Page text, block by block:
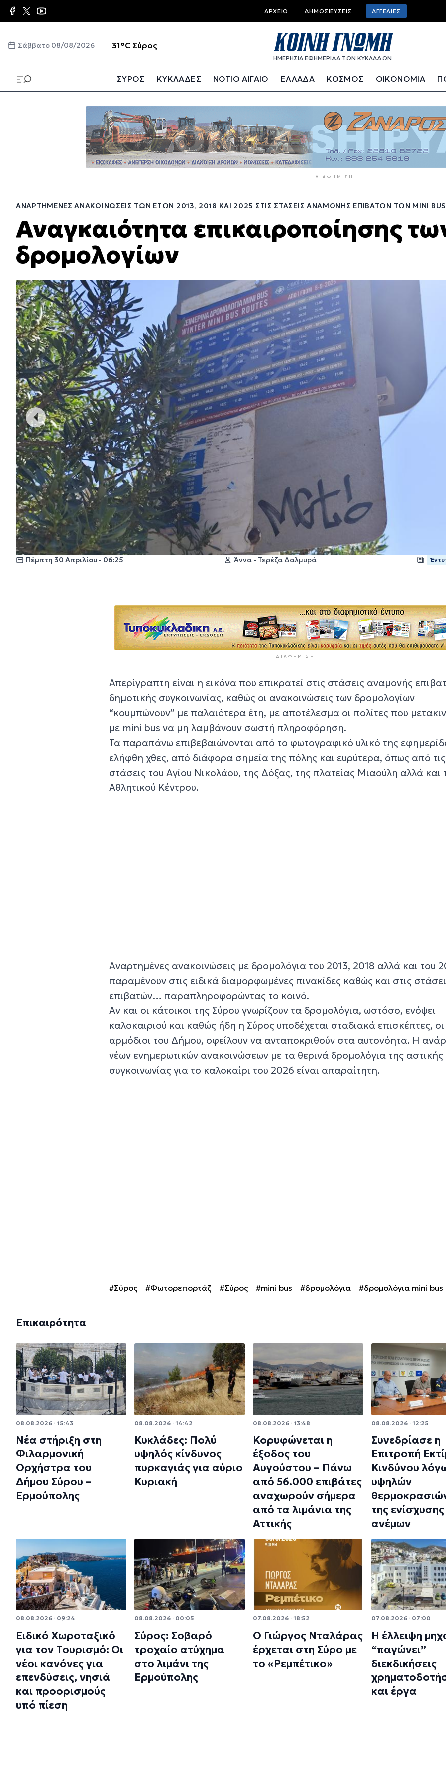
Παράκαμψη
προς
κυρίως
Top
bar
menu
ΑΡΧΕΊΟ ΔΗΜΟΣΙΕΎΣΕΙΣ ΑΓΓΕΛΊΕΣ
Σάββατο 08/08/2026 31°C Σύρος
ΗΜΕΡΗΣΙΑ ΕΦΗΜΕΡΙΔΑ ΤΩΝ ΚΥΚΛΑΔΩΝ
ΣΥΡΟΣ ΚΥΚΛΑΔΕΣ ΝΟΤΙΟ ΑΙΓΑΙΟ ΕΛΛΑΔΑ ΚΟΣΜΟΣ ΟΙΚΟΝΟΜΙΑ
ΔΙΑΦΉΜΙΣΗ
ΑΝΑΡΤΗΜΈΝΕΣ ΑΝΑΚΟΙΝΏΣΕΙΣ ΤΩΝ ΕΤΏΝ 2013, 2018 ΚΑΙ 2025 ΣΤΙΣ ΣΤΆΣΕΙΣ ΑΝΑΜΟΝΉΣ ΕΠΙΒΑΤΏΝ ΤΩΝ MINI BUS
Αναγκαιότητα επικαιροποίησης
δρομολογίων
Πέμπτη 30 Απριλίου - 06:25 Άννα - Τερέζα Δαλμυρά
ΔΙΑΦΉΜΙΣΗ
Απερίγραπτη είναι η εικόνα που επικρατεί στις στάσεις αναμονής
δημοτικής συγκοινωνίας, καθώς οι ανακοινώσεις των δρομολογίων
“κουμπώνουν” με παλαιότερα έτη, με αποτέλεσμα οι πολίτες που
με mini bus να μη λαμβάνουν σωστή πληροφόρηση.
Τα παραπάνω επιβεβαιώνονται από το φωτογραφικό υλικό της
ελήφθη χθες, από διάφορα σημεία της πόλης και ευρύτερα, όπως από τις
στάσεις του Αγίου Νικολάου, της Δόξας, της πλατείας Μιαούλη αλλά και
Αθλητικού Κέντρου.
Αναρτημένες ανακοινώσεις με δρομολόγια του 2013, 2018 αλλά και του
παραμένουν στις ειδικά διαμορφωμένες πινακίδες καθώς και στις
επιβατών… παραπληροφορώντας το κοινό.
Αν και οι κάτοικοι της Σύρου γνωρίζουν τα δρομολόγια, ωστόσο, ενόψει
καλοκαιριού και καθώς ήδη η Σύρος υποδέχεται σταδιακά επισκέπτες, οι
αρμόδιοι του Δήμου, οφείλουν να ανταποκριθούν στα αυτονόητα. Η
νέων ενημερωτικών ανακοινώσεων με τα θερινά δρομολόγια της αστικής
συγκοινωνίας για το καλοκαίρι του 2026 είναι απαραίτητη.
#Σύρος #Φωτορεπορτάζ #Σύρος #mini bus #δρομολόγια #δρομολόγια mini bus
Επικαιρότητα
08.08.2026 · 15:43
Νέα στήριξη στη
Φιλαρμονική
Ορχήστρα του
Δήμου Σύρου –
Ερμούπολης
08.08.2026 · 14:42
Κυκλάδες: Πολύ
υψηλός κίνδυνος
πυρκαγιάς για αύριο
Κυριακή
08.08.2026 · 13:48
Κορυφώνεται η
έξοδος του
Αυγούστου – Πάνω
από 56.000 επιβάτες
αναχωρούν σήμερα
από τα λιμάνια της
Αττικής
08.08.2026 · 12:25
Συνεδρίασε η
Επιτροπή
Κινδύνου
υψηλών
της
ανέμων
08.08.2026 · 09:24
Ειδικό Χωροταξικό
για τον Τουρισμό: Οι
νέοι κανόνες για
επενδύσεις, νησιά
και προορισμούς
υπό πίεση
08.08.2026 · 00:05
Σύρος: Σοβαρό
τροχαίο ατύχημα
στο λιμάνι της
Ερμούπολης
07.08.2026 · 18:52
Ο Γιώργος Νταλάρας
έρχεται στη Σύρο με
το «Ρεμπέτικο»
07.08.2026 · 07:00
Η έλλειψη
“παγώνει”
διεκδικήσεις
και έργα